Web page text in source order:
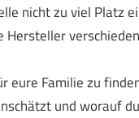
nicht zu viel Platz
Familie zu
und worauf